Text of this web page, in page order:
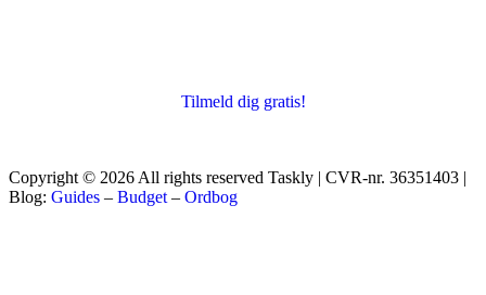
Tilmeld dig gratis!
Copyright © 2026 All rights reserved Taskly | CVR-nr. 36351403 |
Blog: Guides – Budget – Ordbog